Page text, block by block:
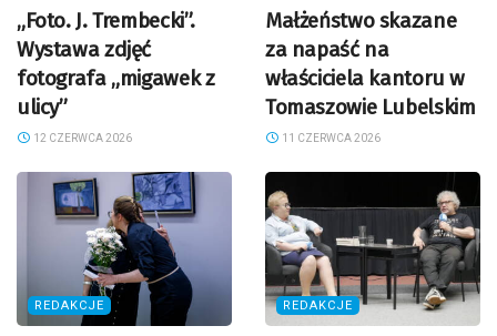
„Foto. J. Trembecki”.
Wystawa zdjęć
fotografa „migawek z
ulicy”
12 CZERWCA 2026
Małżeństwo skazane
za napaść na
właściciela kantoru w
Tomaszowie Lubelskim
11 CZERWCA 2026
REDAKCJE REDAKCJE